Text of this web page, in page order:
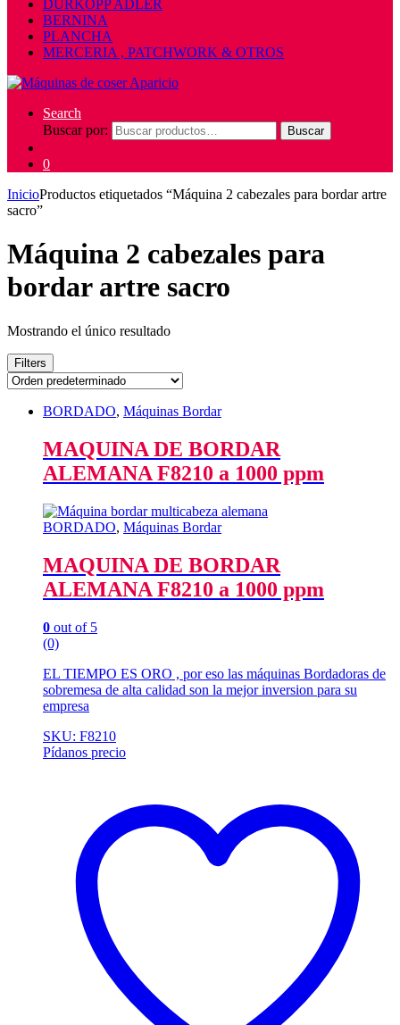
DÜRKOPP ADLER
BERNINA
PLANCHA
MERCERIA , PATCHWORK & OTROS
Search
Buscar por:
Buscar
0
InicioProductos etiquetados “Máquina 2 cabezales para bordar artre
sacro”
Máquina 2 cabezales para
bordar artre sacro
Mostrando el único resultado
Filters
BORDADO, Máquinas Bordar
MAQUINA DE BORDAR
ALEMANA F8210 a 1000 ppm
BORDADO, Máquinas Bordar
MAQUINA DE BORDAR
ALEMANA F8210 a 1000 ppm
0 out of 5
(0)
EL TIEMPO ES ORO , por eso las máquinas Bordadoras de
sobremesa de alta calidad son la mejor inversion para su
empresa
SKU: F8210
Pídanos precio